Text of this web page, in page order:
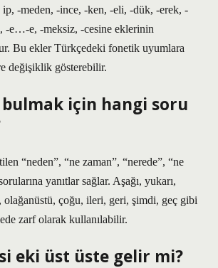
-meden, -ince, -ken, -eli, -dük, -erek, -
e…-e, -meksiz, -cesine eklerinin
Bu ekler Türkçedeki fonetik uyumlara
değişiklik gösterebilir.
için hangi soru
“neden”, “ne zaman”, “nerede”, “ne
yanıtlar sağlar. Aşağı, yukarı,
çoğu, ileri, geri, şimdi, geç gibi
zarf olarak kullanılabilir.
eki üst üste gelir mi?